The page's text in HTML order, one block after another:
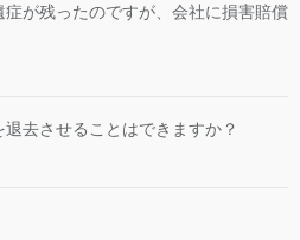
が残ったのですが、会社に損害賠償
去させることはできますか？